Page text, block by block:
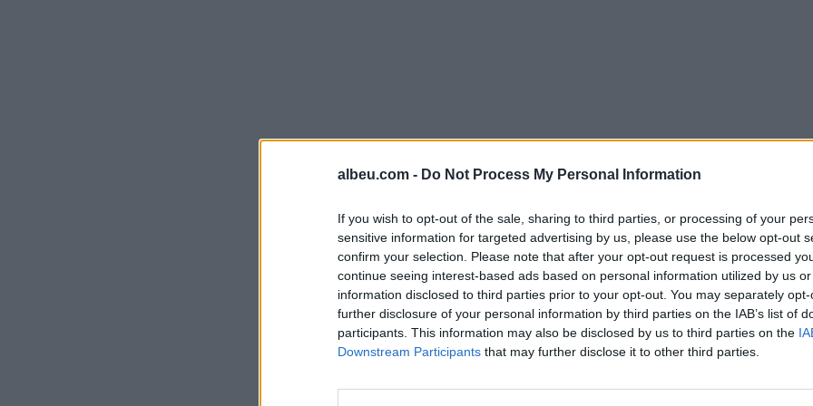
albeu.com - Do Not Process My Personal Information
If you wish to opt-out of the sale, sharing to third parties, or processing of your
sensitive information for targeted advertising by us, please use the below opt-out
confirm your selection. Please note that after your opt-out request is processed
continue seeing interest-based ads based on personal information utilized by us
information disclosed to third parties prior to your opt-out. You may separately
further disclosure of your personal information by third parties on the IAB’s list of
participants. This information may also be disclosed by us to third parties on the
Downstream Participants that may further disclose it to other third parties.